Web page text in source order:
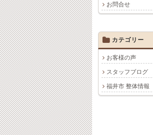
お問合せ
カテゴリー
お客様の声
スタッフブログ
福井市 整体情報